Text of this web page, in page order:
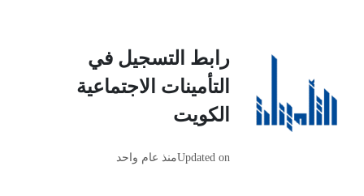
رابط التسجيل في
التأمينات الاجتماعية
الكويت
Updated onمنذ عام واحد